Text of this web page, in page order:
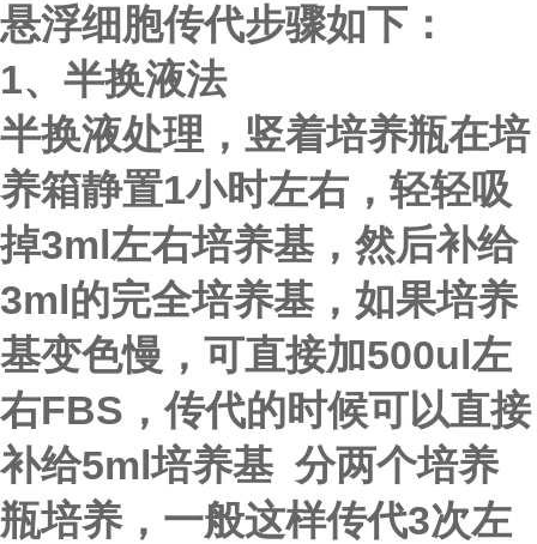
悬浮细胞传代步骤如下：
1、半换液法
半换液处理，竖着培养瓶在培
养箱静置1小时左右，轻轻吸
掉3ml左右培养基，然后补给
3ml的完全培养基，如果培养
基变色慢，可直接加500ul左
右FBS，传代的时候可以直接
补给5ml培养基 分两个培养
瓶培养，一般这样传代3次左